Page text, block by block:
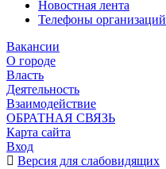
Новостная лента
Телефоны организаций
Вакансии
О городе
Власть
Деятельность
Взаимодействие
ОБРАТНАЯ СВЯЗЬ
Карта сайта
Вход
Версия для слабовидящих